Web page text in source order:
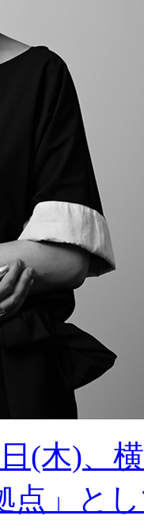
(木)、
」とし